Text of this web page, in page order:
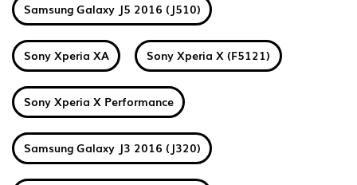
Samsung Galaxy J5 2016 (J510)
Sony Xperia XA Sony Xperia X (F5121)
Sony Xperia X Performance
Samsung Galaxy J3 2016 (J320)